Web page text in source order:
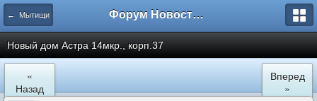
← Мытищи Форум Новостройки
Новый дом Астра 14мкр., корп.37
«
Назад
Вперед
»